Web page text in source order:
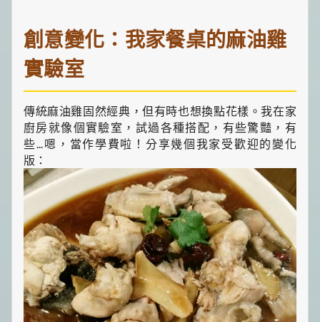
創意變化：我家餐桌的麻油雞
實驗室
傳統麻油雞固然經典，但有時也想換點花樣。我在家
廚房就像個實驗室，試過各種搭配，有些驚豔，有
些...嗯，當作學費啦！分享幾個我家受歡迎的變化
版：